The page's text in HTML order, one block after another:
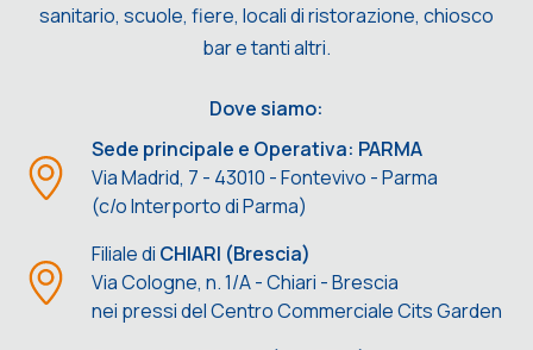
sanitario, scuole, fiere, locali di ristorazione, chiosco
bar e tanti altri.
Dove siamo:
Sede principale e Operativa: PARMA
Via Madrid, 7 - 43010 - Fontevivo - Parma
(c/o Interporto di Parma)
Filiale di CHIARI (Brescia)
Via Cologne, n. 1/A - Chiari - Brescia
nei pressi del Centro Commerciale Cits Garden